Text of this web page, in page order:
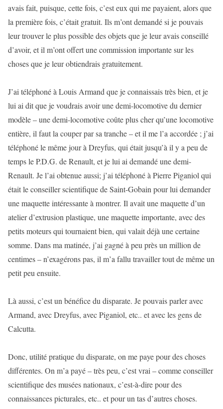
avais fait, puisque, cette fois, c’est eux qui me payaient, alors que
la première fois, c’était gratuit. Ils m’ont demandé si je pouvais
leur trouver le plus possible des objets que je leur avais conseillé
d’avoir, et il m’ont offert une commission importante sur les
choses que je leur obtiendrais gratuitement.
J’ai téléphoné à Louis Armand que je connaissais très bien, et je
lui ai dit que je voudrais avoir une demi-locomotive du dernier
modèle – une demi-locomotive coûte plus cher qu’une locomotive
entière, il faut la couper par sa tranche – et il me l’a accordée ; j’ai
téléphoné le même jour à Dreyfus, qui était jusqu’à il y a peu de
temps le P.D.G. de Renault, et je lui ai demandé une demi-
Renault. Je l’ai obtenue aussi; j’ai téléphoné à Pierre Piganiol qui
était le conseiller scientifique de Saint-Gobain pour lui demander
une maquette intéressante à montrer. Il avait une maquette d’un
atelier d’extrusion plastique, une maquette importante, avec des
petits moteurs qui tournaient bien, qui valait déjà une certaine
somme. Dans ma matinée, j’ai gagné à peu près un million de
centimes – n’exagérons pas, il m’a fallu travailler tout de même un
petit peu ensuite.
Là aussi, c’est un bénéfice du disparate. Je pouvais parler avec
Armand, avec Dreyfus, avec Piganiol, etc.. et avec les gens de
Calcutta.
Donc, utilité pratique du disparate, on me paye pour des choses
différentes. On m’a payé – très peu, c’est vrai – comme conseiller
scientifique des musées nationaux, c’est-à-dire pour des
connaissances picturales, etc.. et pour un tas d’autres choses.